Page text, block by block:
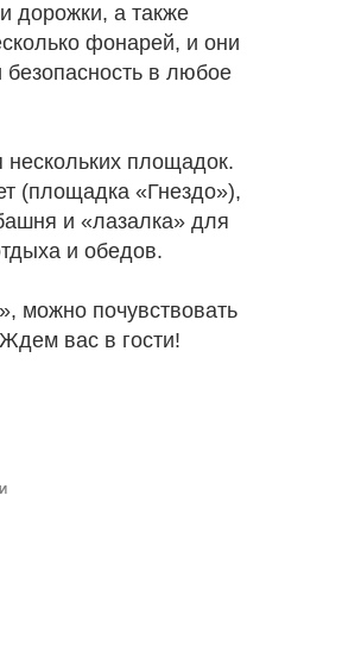
дорожки, а также
фонарей, и они
в любое
нескольких площадок.
(площадка «Гнездо»),
и «лазалка» для
и обедов.
можно почувствовать
вас в гости!